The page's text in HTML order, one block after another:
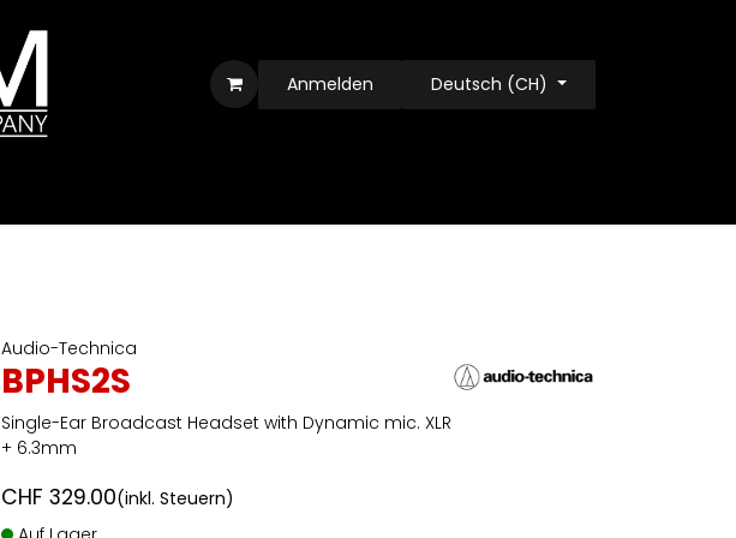
Anmelden Deutsch (CH)
Audio-Technica
BPHS2S
Single-Ear Broadcast Headset with Dynamic mic. XLR
+ 6.3mm
CHF 329.00(inkl. Steuern)